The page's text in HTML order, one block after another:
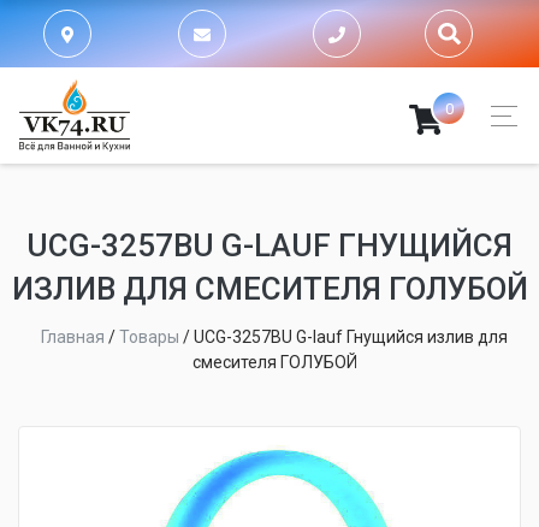
0
UCG-3257BU G-LAUF ГНУЩИЙСЯ
ИЗЛИВ ДЛЯ СМЕСИТЕЛЯ ГОЛУБОЙ
Главная /Товары /UCG-3257BU G-lauf Гнущийся излив для
смесителя ГОЛУБОЙ